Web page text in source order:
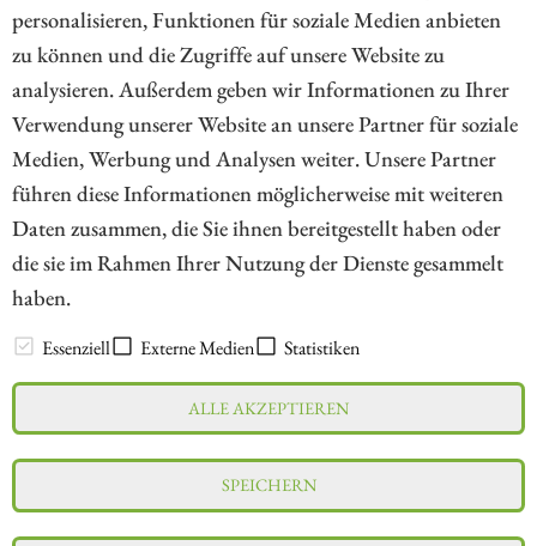
personalisieren, Funktionen für soziale Medien anbieten
zu können und die Zugriffe auf unsere Website zu
analysieren. Außerdem geben wir Informationen zu Ihrer
Verwendung unserer Website an unsere Partner für soziale
Medien, Werbung und Analysen weiter. Unsere Partner
führen diese Informationen möglicherweise mit weiteren
Daten zusammen, die Sie ihnen bereitgestellt haben oder
die sie im Rahmen Ihrer Nutzung der Dienste gesammelt
haben.
Essenziell Externe Medien Statistiken
ALLE AKZEPTIEREN
SPEICHERN
1
// kapitalerhoehungen.de - © 2026 - Die Informationsplattform für
Investoren und Unternehmen rund um Kapitalerhöhung, Kapitalmarkt
und Unternehmensfinanzierung
LEXIKON
Impressum
Datenschutz
Interessenskonflikt & Risikohinweis
Nutzungsbedingungen
Cookie-Einstellungen